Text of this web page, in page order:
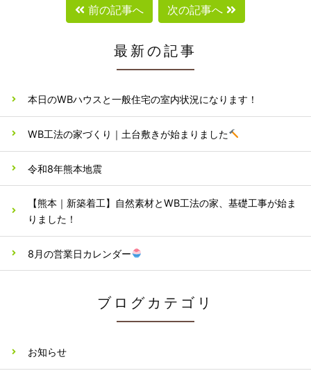
前の記事へ 次の記事へ
最新の記事
本日のWBハウスと一般住宅の室内状況になります！
WB工法の家づくり｜土台敷きが始まりました
令和8年熊本地震
【熊本｜新築着工】自然素材とWB工法の家、基礎工事が始ま
りました！
8月の営業日カレンダー
ブログカテゴリ
お知らせ